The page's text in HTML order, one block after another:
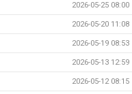
2026-05-25 08:00
2026-05-20 11:08
2026-05-19 08:53
2026-05-13 12:59
2026-05-12 08:15